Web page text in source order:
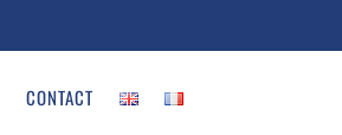
CONTACT